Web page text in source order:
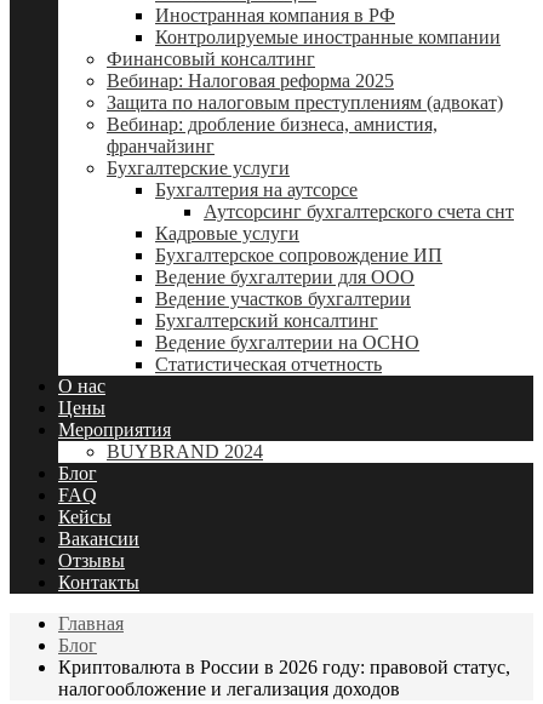
Иностранная компания в РФ
Контролируемые иностранные компании
Финансовый консалтинг
Вебинар: Налоговая реформа 2025
Защита по налоговым преступлениям (адвокат)
Вебинар: дробление бизнеса, амнистия,
франчайзинг
Бухгалтерские услуги
Бухгалтерия на аутсорсе
Аутсорсинг бухгалтерского счета снт
Кадровые услуги
Бухгалтерское сопровождение ИП
Ведение бухгалтерии для ООО
Ведение участков бухгалтерии
Бухгалтерский консалтинг
Ведение бухгалтерии на ОСНО
Статистическая отчетность
О нас
Цены
Мероприятия
BUYBRAND 2024
Блог
FAQ
Кейсы
Вакансии
Отзывы
Контакты
Главная
Блог
Криптовалюта в России в 2026 году: правовой статус,
налогообложение и легализация доходов